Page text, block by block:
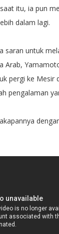
itu, ia pun
dalam lagi.
saran untuk
Arab,
pergi ke Mesir
pengalaman